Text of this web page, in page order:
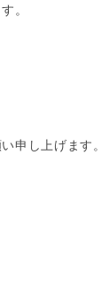
。
申し上げます。